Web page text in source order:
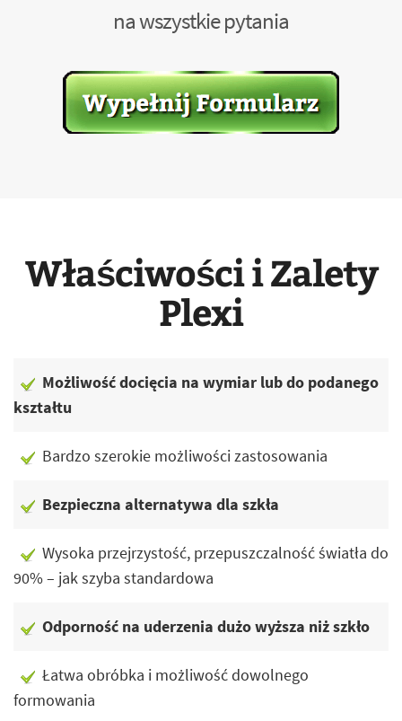
na wszystkie pytania
Właściwości i Zalety
Plexi
Możliwość docięcia na wymiar lub do podanego
kształtu
Bardzo szerokie możliwości zastosowania
Bezpieczna alternatywa dla szkła
Wysoka przejrzystość, przepuszczalność światła do
90% – jak szyba standardowa
Odporność na uderzenia dużo wyższa niż szkło
Łatwa obróbka i możliwość dowolnego
formowania